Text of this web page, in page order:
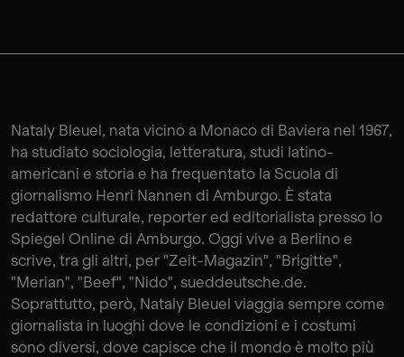
Nataly Bleuel, nata vicino a Monaco di Baviera nel 1967,
ha studiato sociologia, letteratura, studi latino-
americani e storia e ha frequentato la Scuola di
giornalismo Henri Nannen di Amburgo. È stata
redattore culturale, reporter ed editorialista presso lo
Spiegel Online di Amburgo. Oggi vive a Berlino e
scrive, tra gli altri, per "Zeit-Magazin", "Brigitte",
"Merian", "Beef", "Nido", sueddeutsche.de.
Soprattutto, però, Nataly Bleuel viaggia sempre come
giornalista in luoghi dove le condizioni e i costumi
sono diversi, dove capisce che il mondo è molto più